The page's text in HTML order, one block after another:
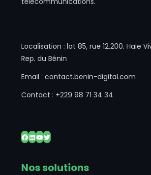
Localisation : lot 85, rue 12.200. Haie
Rep. du Bénin
Email : contact.benin-digital.com
Contact : +229 98 71 34 34
Facebook
LinkedIn
YouTube
Twitter
Nos solutions